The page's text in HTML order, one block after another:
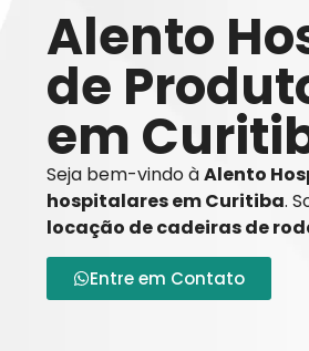
Alento
de
em
Seja bem-vindo àAlento
hospitalares em Curitiba.
locação de cadeiras de
Entre em Contato